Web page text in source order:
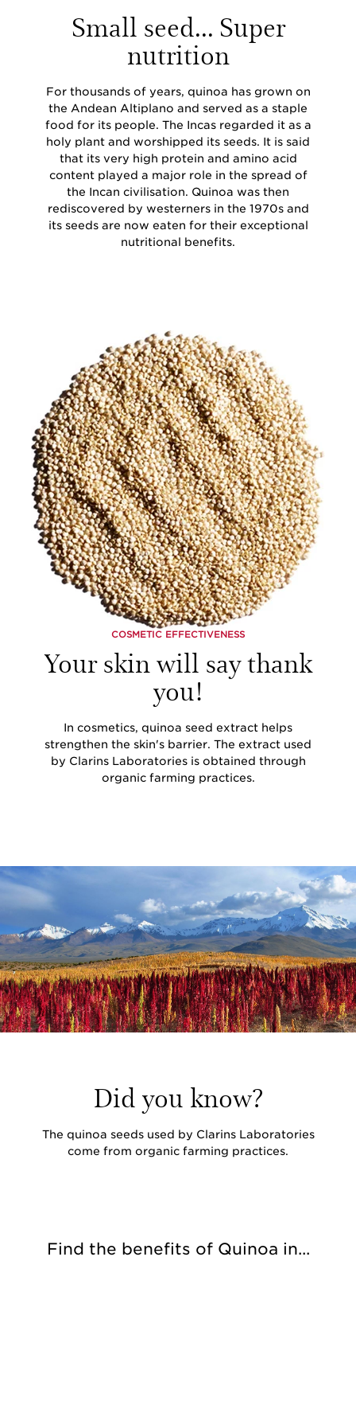
Small seed... Super
nutrition
For thousands of years, quinoa has grown on
the Andean Altiplano and served as a staple
food for its people. The Incas regarded it as a
holy plant and worshipped its seeds. It is said
that its very high protein and amino acid
content played a major role in the spread of
the Incan civilisation. Quinoa was then
rediscovered by westerners in the 1970s and
its seeds are now eaten for their exceptional
nutritional benefits.
COSMETIC EFFECTIVENESS
Your skin will say thank
you!
In cosmetics, quinoa seed extract helps
strengthen the skin's barrier. The extract used
by Clarins Laboratories is obtained through
organic farming practices.
Did you know?
The quinoa seeds used by Clarins Laboratories
come from organic farming practices.
Find the benefits of Quinoa in...